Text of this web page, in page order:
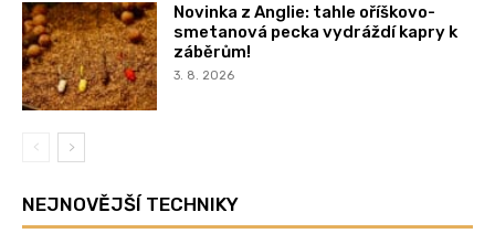
Novinka z Anglie: tahle oříškovo-
smetanová pecka vydráždí kapry k
záběrům!
3. 8. 2026
NEJNOVĚJŠÍ TECHNIKY